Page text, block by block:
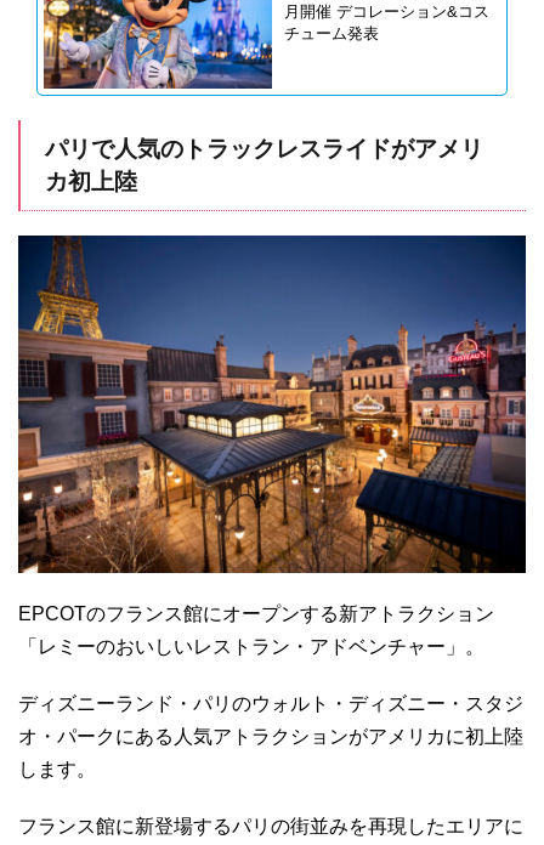
月開催 デコレーション&コス
チューム発表
パリで人気のトラックレスライドがアメリ
カ初上陸
EPCOTのフランス館にオープンする新アトラクション
「レミーのおいしいレストラン・アドベンチャー」。
ディズニーランド・パリのウォルト・ディズニー・スタジ
オ・パークにある人気アトラクションがアメリカに初上陸
します。
フランス館に新登場するパリの街並みを再現したエリアに